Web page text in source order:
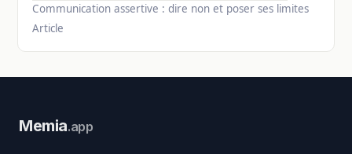
Communication assertive : dire non et poser ses limites
Article
Memia.app